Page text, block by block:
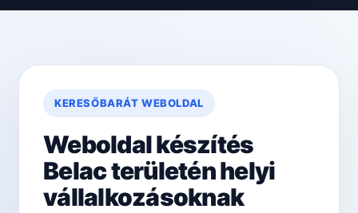
KERESŐBARÁT WEBOLDAL
Weboldal készítés
Belac területén helyi
vállalkozásoknak